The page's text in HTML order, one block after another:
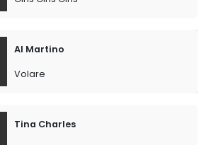
Al Martino
Volare
Tina Charles